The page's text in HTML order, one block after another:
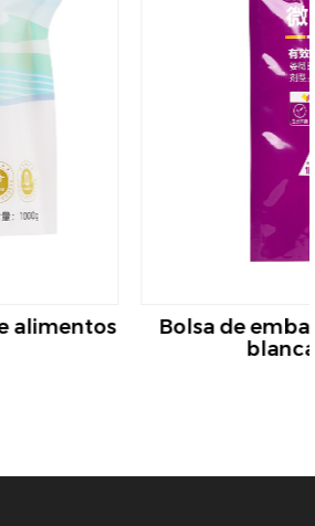
compuesta de película
lechosa de PA/PE